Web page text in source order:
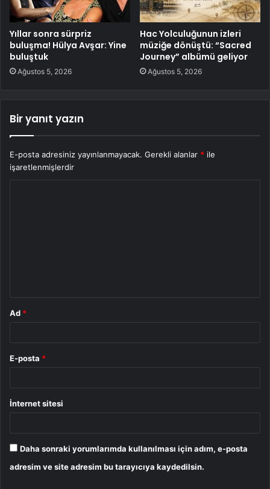
Yıllar sonra sürpriz
buluşma! Hülya Avşar: Yine
buluştuk
Ağustos 5, 2026
Hac Yolculuğunun izleri
müziğe dönüştü: “Sacred
Journey” albümü geliyor
Ağustos 5, 2026
Bir yanıt yazın
E-posta adresiniz yayınlanmayacak. Gerekli alanlar * ile
işaretlenmişlerdir
Ad *
E-posta *
İnternet sitesi
Daha sonraki yorumlarımda kullanılması için adım, e-posta
adresim ve site adresim bu tarayıcıya kaydedilsin.